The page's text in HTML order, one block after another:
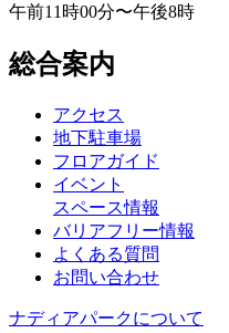
午前11時00分〜午後8時
総合案内
アクセス
地下駐車場
フロアガイド
イベント
スペース情報
バリアフリー情報
よくある質問
お問い合わせ
ナディアパークについて